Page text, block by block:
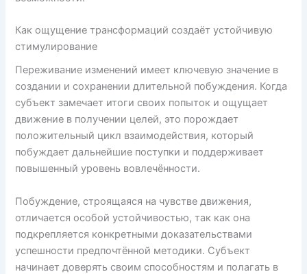
Как ощущение трансформаций создаёт устойчивую
стимулирование
Переживание изменений имеет ключевую значение в
создании и сохранении длительной побуждения. Когда
субъект замечает итоги своих попыток и ощущает
движение в получении целей, это порождает
положительный цикл взаимодействия, который
побуждает дальнейшие поступки и поддерживает
повышенный уровень вовлечённости.
Побуждение, строящаяся на чувстве движения,
отличается особой устойчивостью, так как она
подкрепляется конкретными доказательствами
успешности предпочтённой методики. Субъект
начинает доверять своим способностям и полагать в